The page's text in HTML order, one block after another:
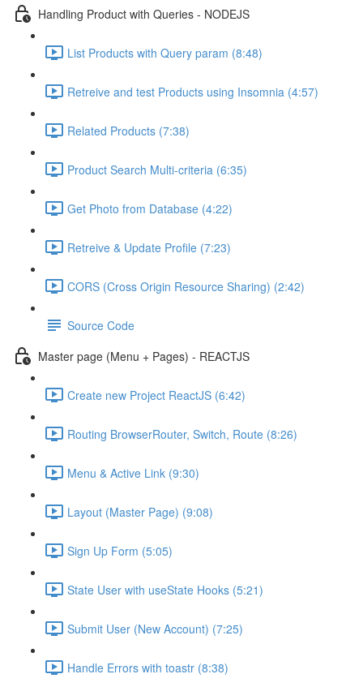
Handling Product with Queries - NODEJS
List Products with Query param (8:48)
Retreive and test Products using Insomnia (4:57)
Related Products (7:38)
Product Search Multi-criteria (6:35)
Get Photo from Database (4:22)
Retreive & Update Profile (7:23)
CORS (Cross Origin Resource Sharing) (2:42)
Source Code
Master page (Menu + Pages) - REACTJS
Create new Project ReactJS (6:42)
Routing BrowserRouter, Switch, Route (8:26)
Menu & Active Link (9:30)
Layout (Master Page) (9:08)
Sign Up Form (5:05)
State User with useState Hooks (5:21)
Submit User (New Account) (7:25)
Handle Errors with toastr (8:38)